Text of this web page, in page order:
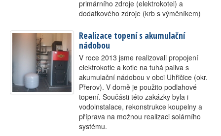
primárního zdroje (elektrokotel) a
dodatkového zdroje (krb s výměníkem)
Realizace topení s akumulační
nádobou
V roce 2013 jsme realizovali propojení
elektrokotle a kotle na tuhá paliva s
akumulační nádobou v obci Uhřičice (okr.
Přerov). V domě je použito podlahové
topení. Součásti této zakázky byla i
vodoinstalace, rekonstrukce koupelny a
příprava na možnou realizaci solárního
systému.